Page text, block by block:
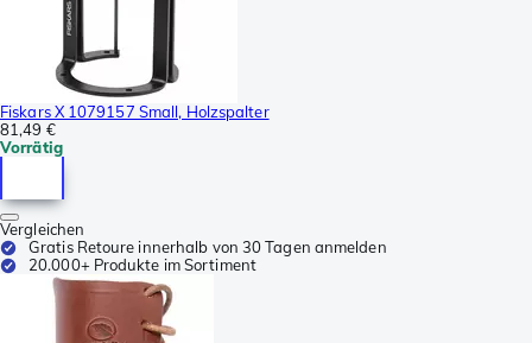
Fiskars X 1079157 Small, Holzspalter
81,49 €
Vorrätig
Vergleichen
Gratis Retoure innerhalb von 30 Tagen anmelden
20.000+ Produkte im Sortiment